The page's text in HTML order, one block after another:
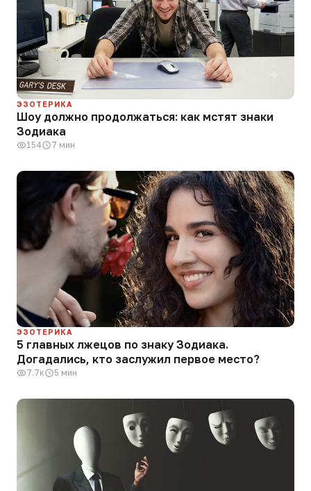
ЭЗОТЕРИКА
Шоу должно продолжаться: как мстят знаки
Зодиака
154 7 мин
ЭЗОТЕРИКА
5 главных лжецов по знаку Зодиака.
Догадались, кто заслужил первое место?
7.7к 5 мин